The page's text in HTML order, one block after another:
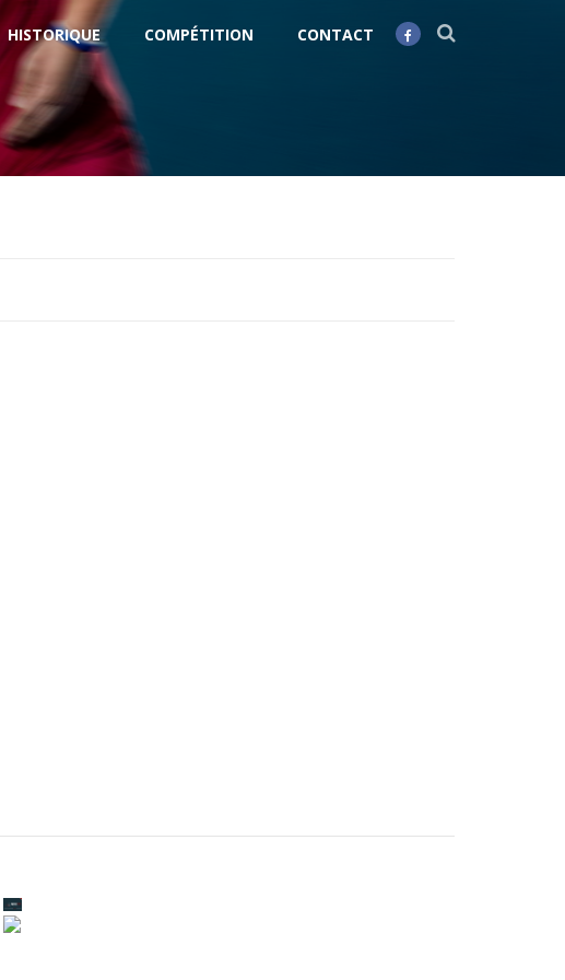
HISTORIQUE COMPÉTITION CONTACT